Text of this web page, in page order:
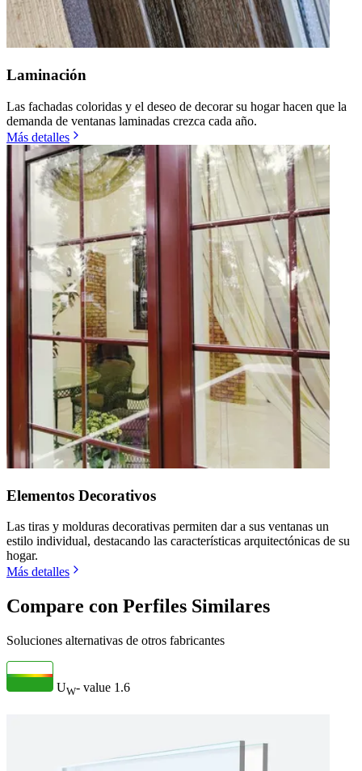
Laminación
Las fachadas coloridas y el deseo de decorar su hogar hacen que la
demanda de ventanas laminadas crezca cada año.
Más detalles
Elementos Decorativos
Las tiras y molduras decorativas permiten dar a sus ventanas un
estilo individual, destacando las características arquitectónicas de su
hogar.
Más detalles
Compare con Perfiles Similares
Soluciones alternativas de otros fabricantes
UW- value 1.6